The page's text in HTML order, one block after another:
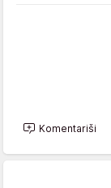
Komentariši